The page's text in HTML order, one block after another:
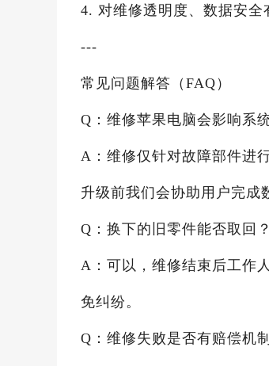
4. 对维修透明度、数据安全
---
常见问题解答（FAQ）
Q：维修苹果电脑会影响系
A：维修仅针对故障部件进
升级前我们会协助用户完成
Q：换下的旧零件能否取回？
A：可以，维修结束后工作
免纠纷。
Q：维修失败是否有赔偿机